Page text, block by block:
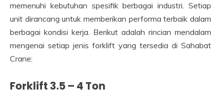
memenuhi kebutuhan spesifik berbagai industri. Setiap
unit dirancang untuk memberikan performa terbaik dalam
berbagai kondisi kerja. Berikut adalah rincian mendalam
mengenai setiap jenis forklift yang tersedia di Sahabat
Crane:
Forklift 3.5 – 4 Ton